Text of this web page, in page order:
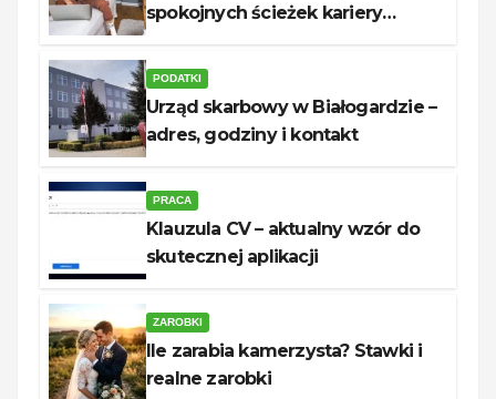
spokojnych ścieżek kariery
PODATKI
Urząd skarbowy w Białogardzie –
adres, godziny i kontakt
PRACA
Klauzula CV – aktualny wzór do
skutecznej aplikacji
ZAROBKI
Ile zarabia kamerzysta? Stawki i
realne zarobki